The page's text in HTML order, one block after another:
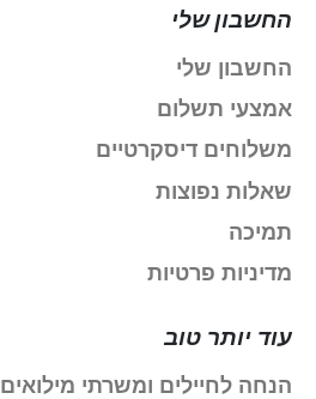
החשבון שלי
החשבון שלי
אמצעי תשלום
משלוחים דיסקרטיים
שאלות נפוצות
תמיכה
מדיניות פרטיות
עוד יותר טוב
הנחה לחיילים ומשרתי מילואים